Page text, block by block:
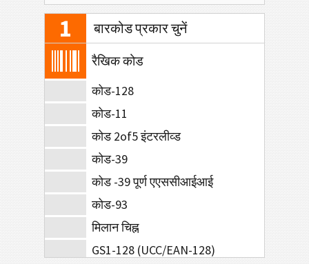
1 बारकोड प्रकार चुनें
रैखिक कोड
कोड-128
कोड-11
कोड 2of5 इंटरलीव्ड
कोड-39
कोड -39 पूर्ण एएससीआईआई
कोड-93
मिलान चिह्न
GS1-128 (UCC/EAN-128)